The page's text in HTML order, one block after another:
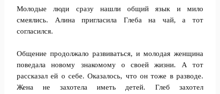
Молодые люди сразу нашли общий язык и мило
смеялись. Алина пригласила Глеба на чай, а тот
согласился.
Общение продолжало развиваться, и молодая женщина
поведала новому знакомому о своей жизни. А тот
рассказал ей о себе. Оказалось, что он тоже в разводе.
Жена не захотела иметь детей. Глеб захотел